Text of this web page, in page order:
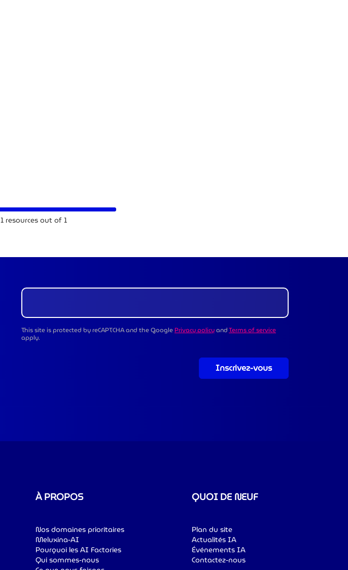
1resources out of1
This site is protected by reCAPTCHA and the GooglePrivacy policyandTerms of service
apply.
Inscrivez-vous
À PROPOS
Nos domaines prioritaires
Meluxina-AI
Pourquoi les AI Factories
Qui sommes-nous
QUOI DE NEUF
Plan du site
Actualités IA
Événements IA
Contactez-nous